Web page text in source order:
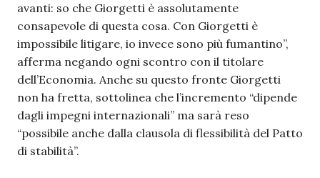
avanti: so che Giorgetti è assolutamente
consapevole di questa cosa. Con Giorgetti è
impossibile litigare, io invece sono più fumantino”,
afferma negando ogni scontro con il titolare
dell’Economia. Anche su questo fronte Giorgetti
non ha fretta, sottolinea che l’incremento “dipende
dagli impegni internazionali” ma sarà reso
“possibile anche dalla clausola di flessibilità del Patto
di stabilità”.